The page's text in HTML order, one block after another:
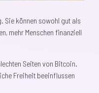
Sie können sowohl gut als
mehr Menschen finanziell
Seiten von Bitcoin.
Freiheit beeinflussen